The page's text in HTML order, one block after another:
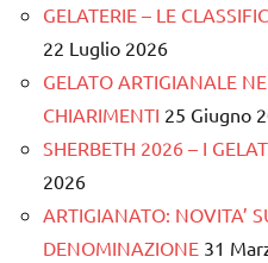
GELATERIE – LE
22 Luglio 2026
GELATO ARTIGIANALE
CHIARIMENTI 25 Giugno
SHERBETH 2026 – I
2026
ARTIGIANATO: NOVITA’
DENOMINAZIONE 31